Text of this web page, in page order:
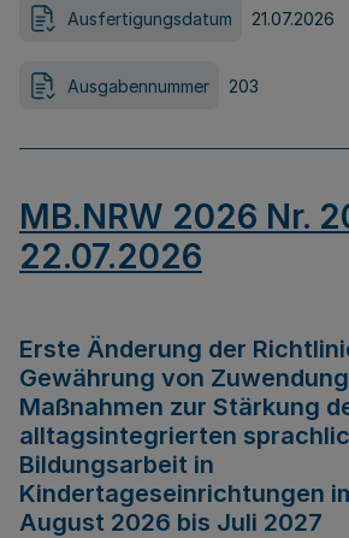
Ausfertigungsdatum 21.07.2026
Ausgabennummer 203
MB.NRW 2026 Nr.
22.07.2026
Erste Änderung der
Gewährung von
Maßnahmen zur Stärkung
alltagsintegrierten
Bildungsarbeit in
Kindertageseinrichtungen
August 2026 bis Juli 2027